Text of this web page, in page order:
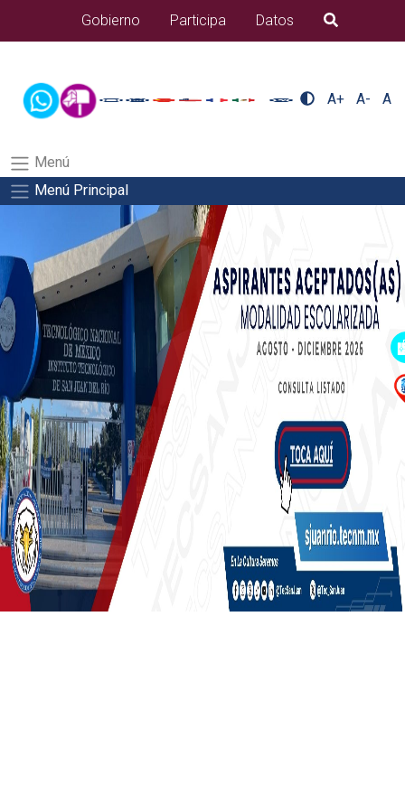
alumnos/residenciasSalida del comando:
Gobierno Participa Datos B�squeda
A+ A- A
Menú
Menú Principal